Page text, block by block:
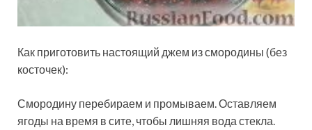
Как приготовить настоящий джем из смородины (без
косточек):
Смородину перебираем и промываем. Оставляем
ягоды на время в сите, чтобы лишняя вода стекла.